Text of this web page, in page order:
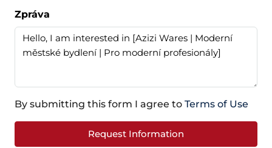
Zpráva
By submitting this form I agree to Terms of Use
Request Information